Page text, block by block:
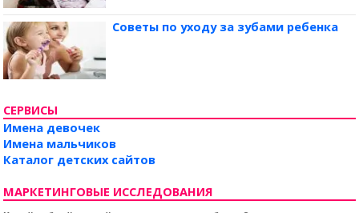
Советы по уходу за зубами ребенка
СЕРВИСЫ
Имена девочек
Имена мальчиков
Каталог детских сайтов
МАРКЕТИНГОВЫЕ ИССЛЕДОВАНИЯ